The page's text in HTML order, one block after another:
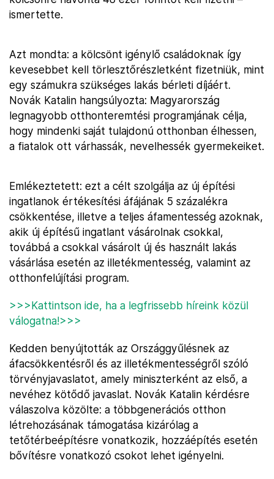
ismertette.
Azt mondta: a kölcsönt igénylő családoknak így
kevesebbet kell törlesztőrészletként fizetniük, mint
egy számukra szükséges lakás bérleti díjáért.
Novák Katalin hangsúlyozta: Magyarország
legnagyobb otthonteremtési programjának célja,
hogy mindenki saját tulajdonú otthonban élhessen,
a fiatalok ott várhassák, nevelhessék gyermekeiket.
Emlékeztetett: ezt a célt szolgálja az új építési
ingatlanok értékesítési áfájának 5 százalékra
csökkentése, illetve a teljes áfamentesség azoknak,
akik új építésű ingatlant vásárolnak csokkal,
továbbá a csokkal vásárolt új és használt lakás
vásárlása esetén az illetékmentesség, valamint az
otthonfelújítási program.
>>>Kattintson ide, ha a legfrissebb híreink közül
válogatna!>>>
Kedden benyújtották az Országgyűlésnek az
áfacsökkentésről és az illetékmentességről szóló
törvényjavaslatot, amely miniszterként az első, a
nevéhez kötődő javaslat. Novák Katalin kérdésre
válaszolva közölte: a többgenerációs otthon
létrehozásának támogatása kizárólag a
tetőtérbeépítésre vonatkozik, hozzáépítés esetén
bővítésre vonatkozó csokot lehet igényelni.